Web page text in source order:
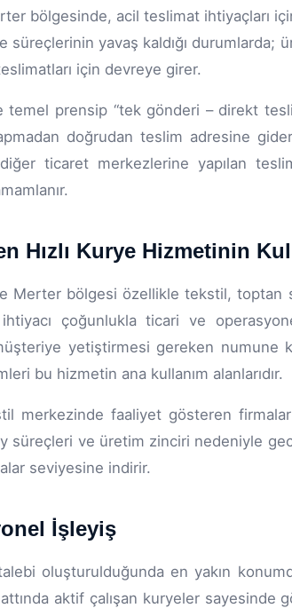
bölgesinde, acil teslimat ihtiyaçları
süreçlerinin yavaş kaldığı
için devreye girer.
temel prensip “tek gönderi – direkt
doğrudan teslim adresine
diğer ticaret merkezlerine yapılan
Hızlı Kurye Hizmetinin
Merter bölgesi özellikle tekstil, toptan
ihtiyacı çoğunlukla ticari ve
yetiştirmesi gereken
bu hizmetin ana kullanım alanlarıdır.
merkezinde faaliyet gösteren
süreçleri ve üretim zinciri nedeniyle
seviyesine indirir.
İşleyiş
talebi oluşturulduğunda en yakın
aktif çalışan kuryeler sayesinde